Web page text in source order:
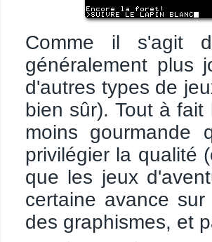
Comme il s'agit
généralement plus
d'autres types de
bien sûr). Tout à
moins gourmande
privilégier la qualité
que les jeux
certaine avance
des graphismes, et